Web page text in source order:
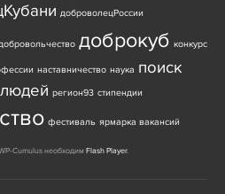
доброволецРоссии
доброкуб конкурс
наставничество наука поиск
регион93 стипендии
фестиваль ярмарка вакансий
Cumulus необходим Flash Player.